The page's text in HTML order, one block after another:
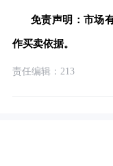
免责声明：市场
作买卖依据。
责任编辑：213